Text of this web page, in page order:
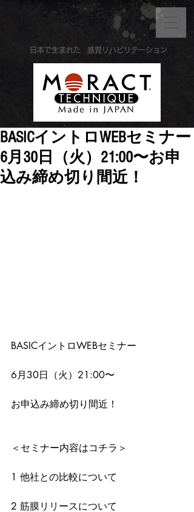
感覚リハビリテーション
​日本で生まれた
BASICイントロWEBセミナー
6月30日（火）21:00〜お申
込み締め切り間近！
BASICイントロWEBセミナー
6月30日（火）21:00〜
お申込み締め切り間近！
＜セミナー内容はコチラ＞
1 他社との比較について
2 筋膜リリースについて